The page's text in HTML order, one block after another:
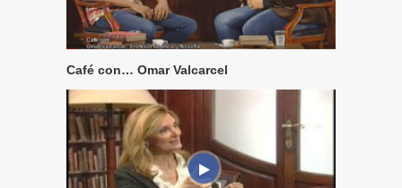
Café con… Omar Valcarcel